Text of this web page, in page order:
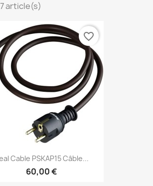
article(s)
Cable PSKAP15 Câble...
60,00 €
favorite_border